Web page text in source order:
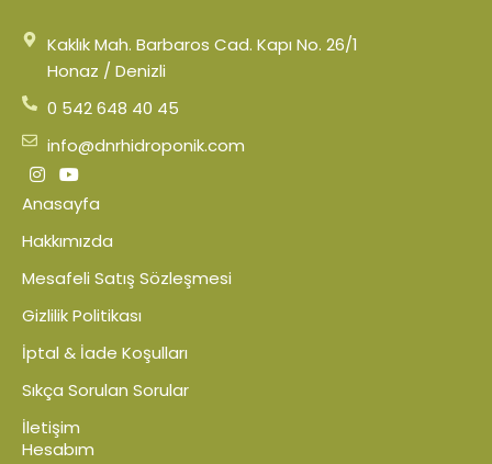
Kaklık Mah. Barbaros Cad. Kapı No. 26/1
Honaz / Denizli
0 542 648 40 45
info@dnrhidroponik.com
Anasayfa
Hakkımızda
Mesafeli Satış Sözleşmesi
Gizlilik Politikası
İptal & İade Koşulları
Sıkça Sorulan Sorular
İletişim
Hesabım